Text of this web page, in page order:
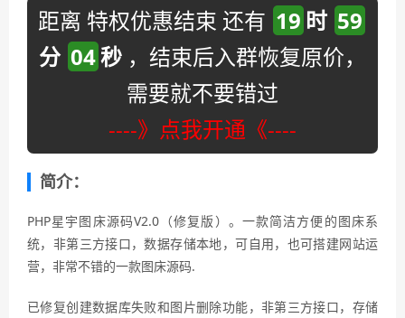
距离 特权优惠结束 还有 19 时 59
分 03秒 ，结束后入群恢复原价，
需要就不要错过
----》点我开通《----
简介：
PHP星宇图床源码V2.0（修复版）。一款简洁方便的图床系
统，非第三方接口，数据存储本地，可自用，也可搭建网站运
营，非常不错的一款图床源码.
已修复创建数据库失败和图片删除功能，非第三方接口，存储